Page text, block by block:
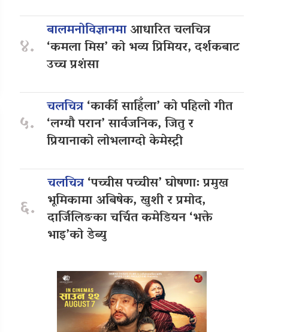
४.
बालमनोविज्ञानमाआधारित चलचित्र
‘कमला मिस’ को भव्य प्रिमियर, दर्शकबाट
उच्च प्रशंसा
५.
चलचित्र‘कार्की साहिँला’ को पहिलो गीत
‘लग्यौ परान’ सार्वजनिक, जितु र
प्रियानाको लोभलाग्दो केमेस्ट्री
६.
चलचित्र‘पच्चीस पच्चीस’ घोषणा: प्रमुख
भूमिकामा अबिषेक, खुशी र प्रमोद,
दार्जिलिङका चर्चित कमेडियन ‘भक्ते
भाइ’को डेब्यु